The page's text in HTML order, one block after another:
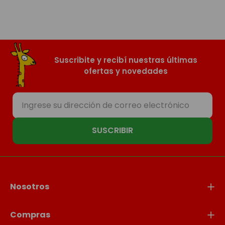
Suscribite y recibí nuestras últimas
ofertas y novedades
SUSCRIBIR
Nosotros
Compras